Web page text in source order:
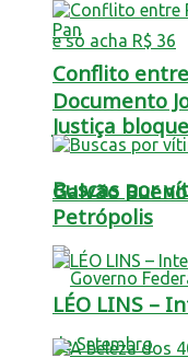
Justiça
Galvão
Conflito
Documento
Buscas por
Petrópolis
LÉO LINS –